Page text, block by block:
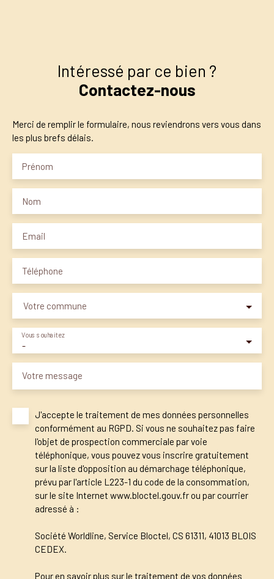
Intéressé par ce bien ?
Contactez-nous
Merci de remplir le formulaire, nous reviendrons vers vous dans
les plus brefs délais.
Prénom
Nom
Email
Téléphone
Votre commune
-
Vous souhaitez
Votre message
J'accepte le traitement de mes données personnelles
conformément au RGPD. Si vous ne souhaitez pas faire
l'objet de prospection commerciale par voie
téléphonique, vous pouvez vous inscrire gratuitement
sur la liste d'opposition au démarchage téléphonique,
prévu par l'article L223-1 du code de la consommation,
sur le site Internet www.bloctel.gouv.fr ou par courrier
adressé à :
Société Worldline, Service Bloctel, CS 61311, 41013 BLOIS
CEDEX.
Pour en savoir plus sur le traitement de vos données